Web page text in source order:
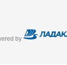
by